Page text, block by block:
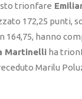
trionfare
172,25 punti,
164,75, hanno
Martinelli ha
Marilu